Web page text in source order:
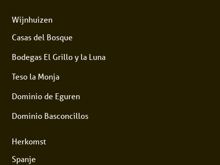
Wijnhuizen
Casas del Bosque
Bodegas El Grillo y la Luna
Teso la Monja
Dominio de Eguren
Dominio Basconcillos
Herkomst
Spanje